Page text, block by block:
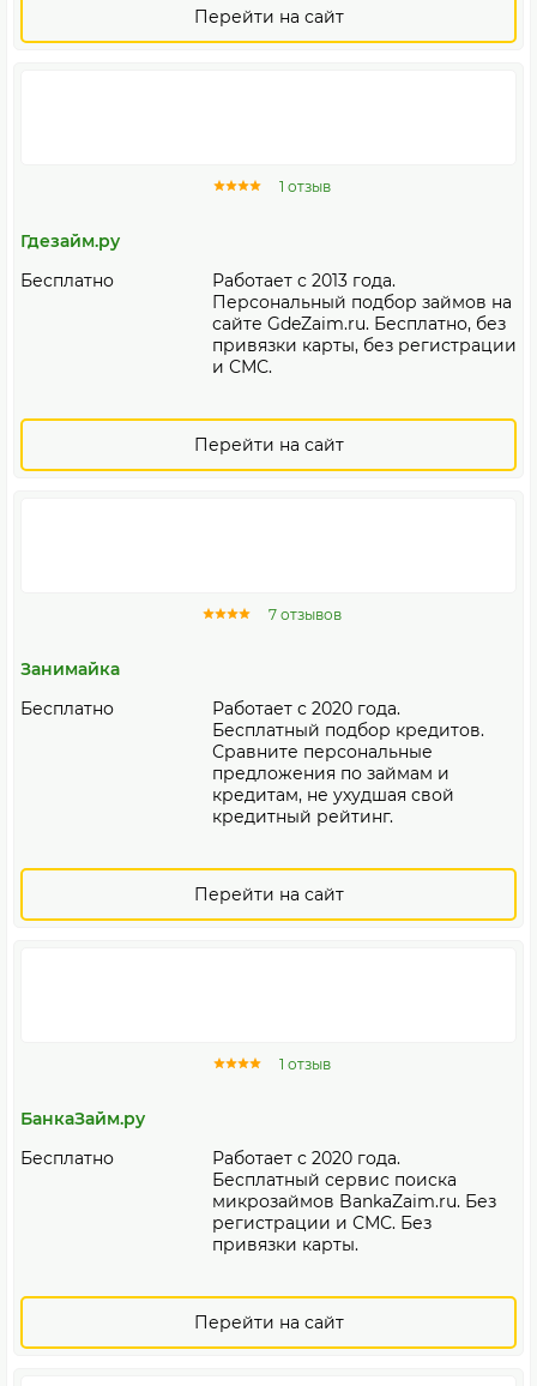
Перейти на сайт
1 отзыв
Гдезайм.ру
Бесплатно
Работает с 2013 года.
Персональный подбор займов на
сайте GdeZaim.ru. Бесплатно, без
привязки карты, без регистрации
и СМС.
Перейти на сайт
7 отзывов
Занимайка
Бесплатно
Работает с 2020 года.
Бесплатный подбор кредитов.
Сравните персональные
предложения по займам и
кредитам, не ухудшая свой
кредитный рейтинг.
Перейти на сайт
1 отзыв
БанкаЗайм.ру
Бесплатно
Работает с 2020 года.
Бесплатный сервис поиска
микрозаймов BankaZaim.ru. Без
регистрации и СМС. Без
привязки карты.
Перейти на сайт